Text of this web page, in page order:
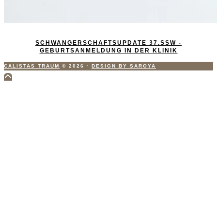
SCHWANGERSCHAFTSUPDATE 37.SSW -
GEBURTSANMELDUNG IN DER KLINIK
CALISTAS TRAUM © 2026 · DESIGN BY SAROYA
Scroll